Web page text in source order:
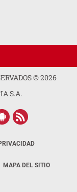
©2026
S.A.
MAPA DEL SITIO